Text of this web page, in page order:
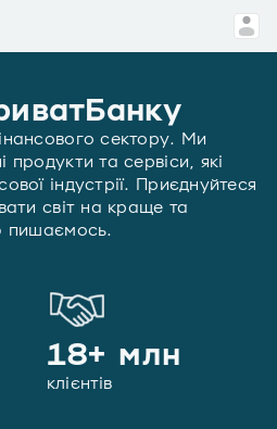
сектору. Ми
продукти та сервіси, які
індустрії. Приєднуйтеся
світ на краще та
пишаємось.
18+ млн
клієнтів